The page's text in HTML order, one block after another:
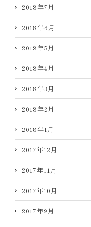
2018年7月
2018年6月
2018年5月
2018年4月
2018年3月
2018年2月
2018年1月
2017年12月
2017年11月
2017年10月
2017年9月